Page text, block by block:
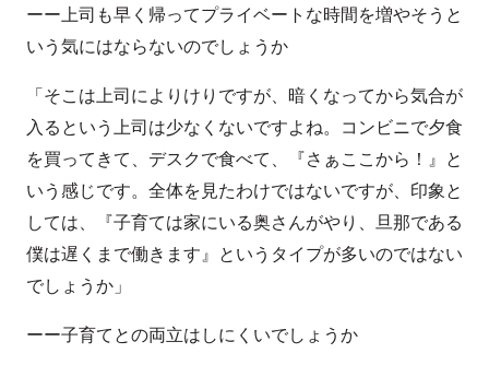
ーー上司も早く帰ってプライベートな時間を増やそうと
いう気にはならないのでしょうか
「そこは上司によりけりですが、暗くなってから気合が
入るという上司は少なくないですよね。コンビニで夕食
を買ってきて、デスクで食べて、『さぁここから！』と
いう感じです。全体を見たわけではないですが、印象と
しては、『子育ては家にいる奥さんがやり、旦那である
僕は遅くまで働きます』というタイプが多いのではない
でしょうか」
ーー子育てとの両立はしにくいでしょうか